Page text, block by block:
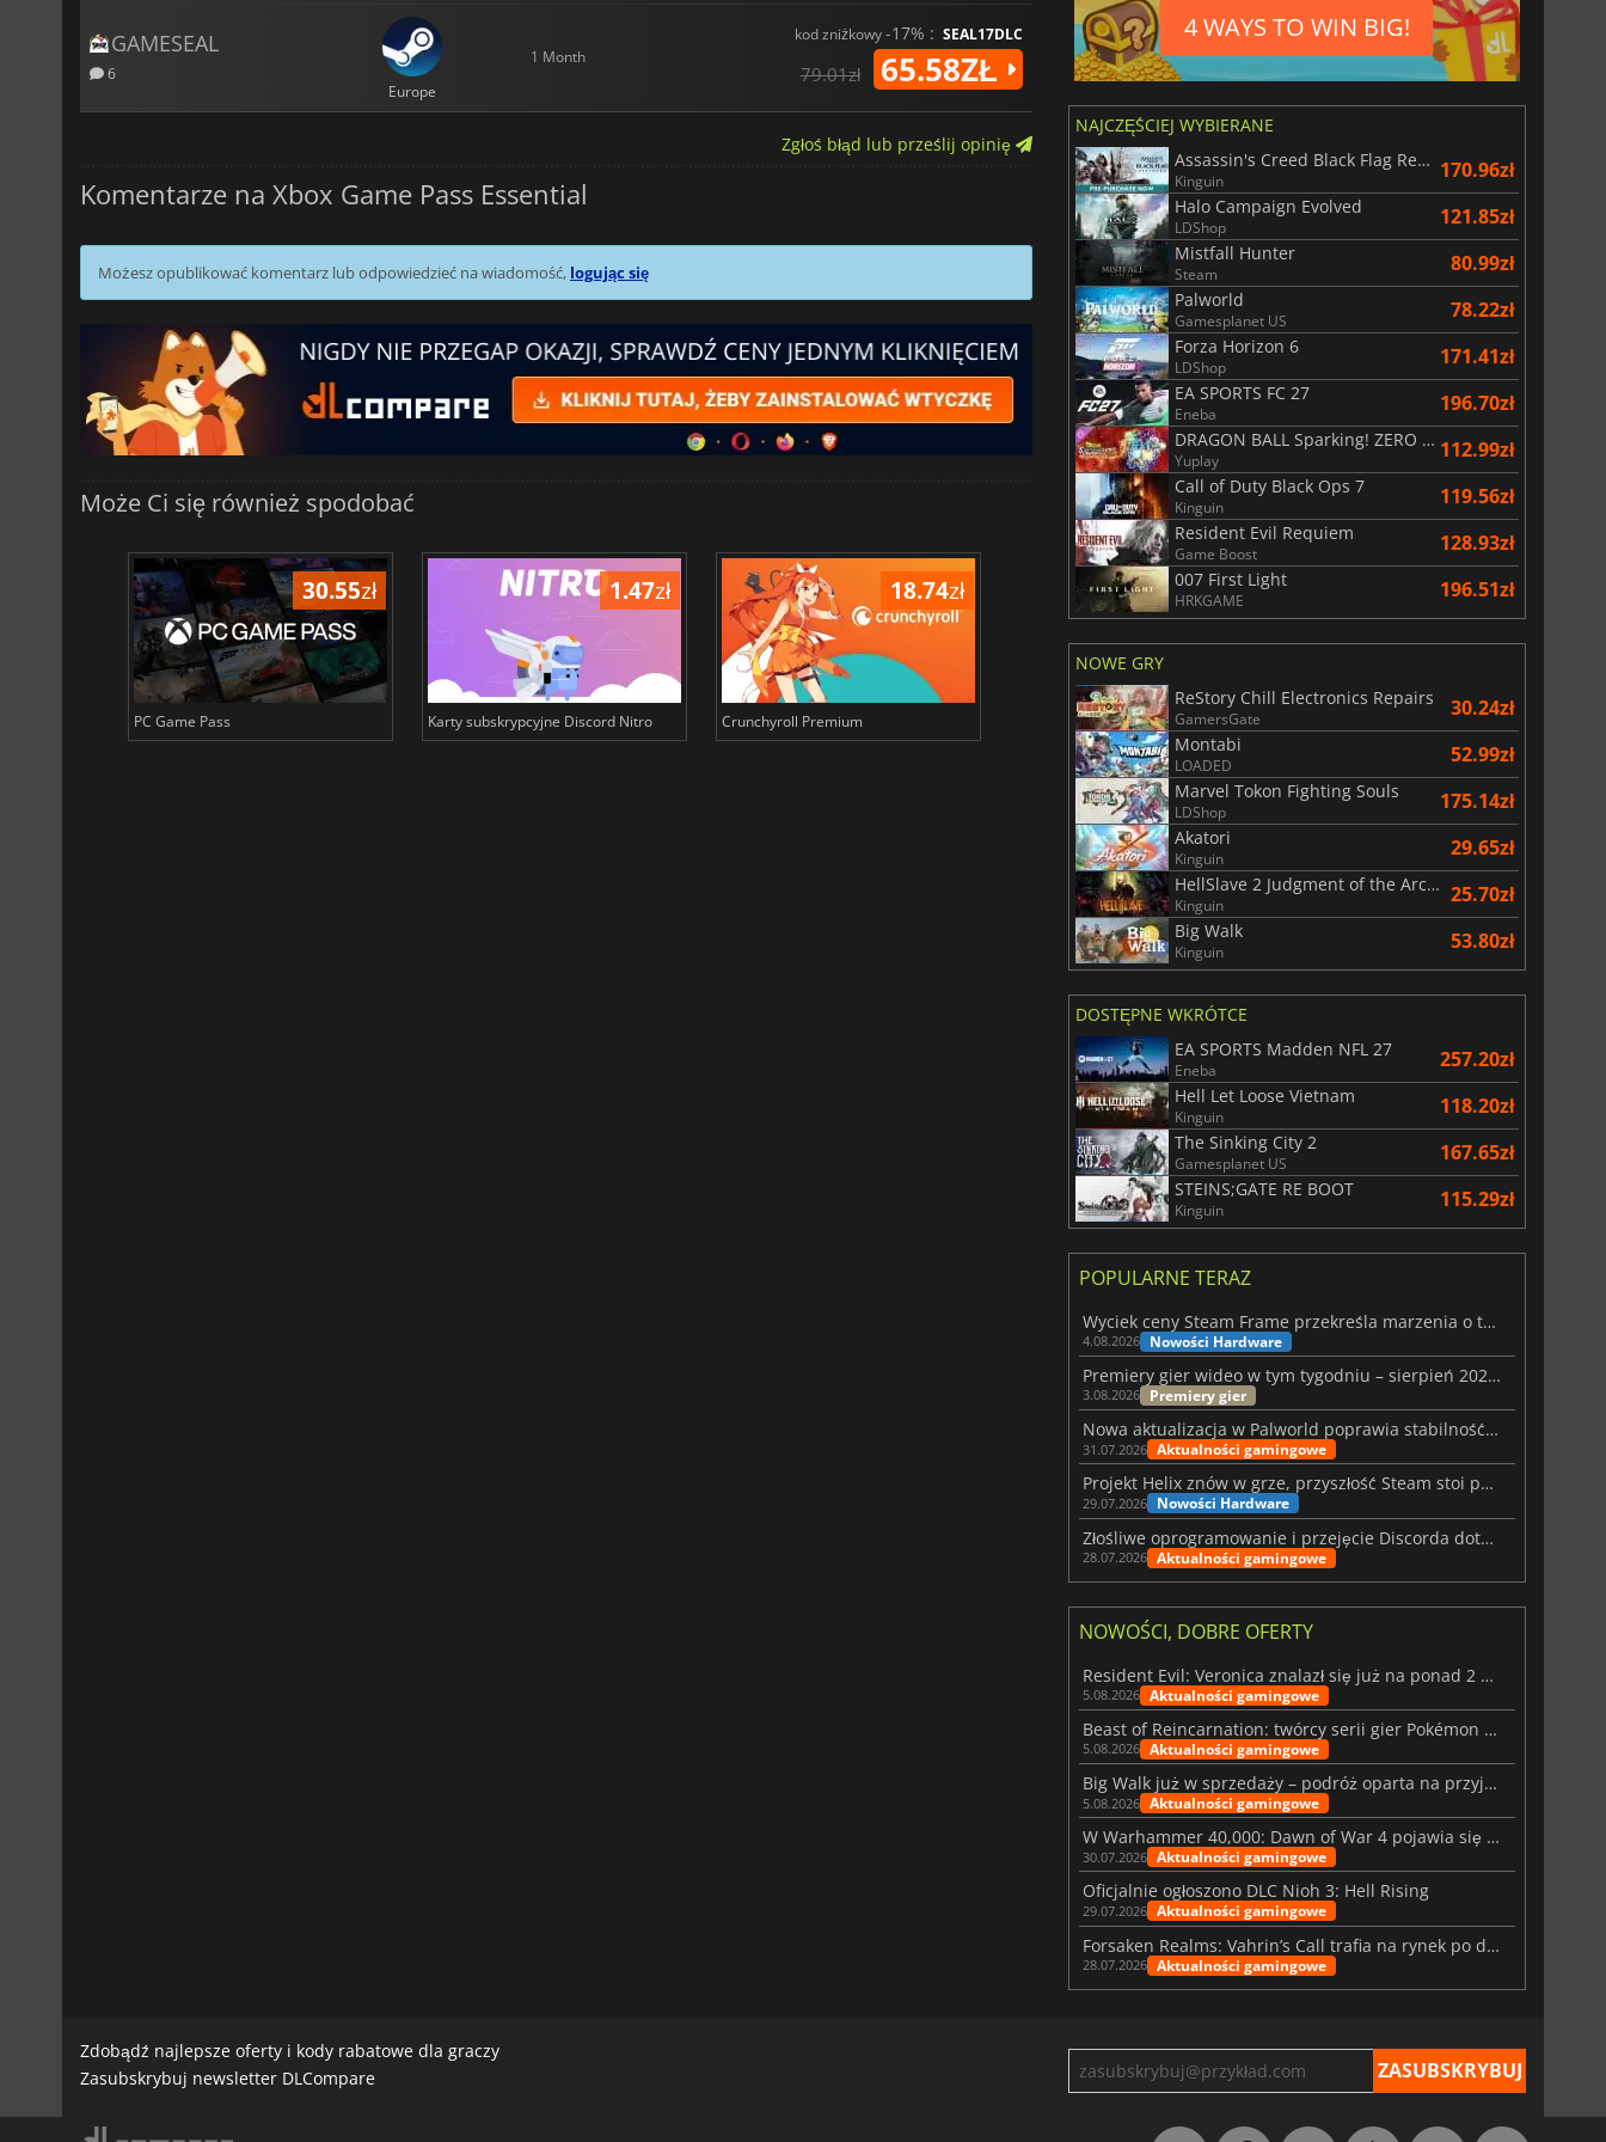
GAMESEAL
6
Europe
1 Month
kod zniżkowy-17% : SEAL17DLC
79.01zł 65.58ZŁ
Zgłoś błąd lub prześlij opinię
Komentarze na Xbox Game Pass Essential
Możesz opublikować komentarz lub odpowiedzieć na wiadomość, logując się
Może Ci się również spodobać
30.55zł
PC Game Pass
1.47zł
Karty subskrypcyjne Discord Nitro
18.74zł
Crunchyroll Premium
5.32zł
Spotify Premium
17.50
Karty subskrypcyjne EA Play
4 WAYS TO WIN BIG!
NAJCZĘŚCIEJ WYBIERANE
Assassin's Creed Black Flag Resynced
Kinguin 170.96zł
Halo Campaign Evolved
LDShop 121.85zł
Mistfall Hunter
Steam 80.99zł
Palworld
Gamesplanet US 78.22zł
Forza Horizon 6
LDShop 171.41zł
EA SPORTS FC 27
Eneba 196.70zł
DRAGON BALL Sparking! ZERO Super Limit Breaking NEO
Yuplay 112.99zł
Call of Duty Black Ops 7
Kinguin 119.56zł
Resident Evil Requiem
Game Boost 128.93zł
007 First Light
HRKGAME 196.51zł
NOWE GRY
ReStory Chill Electronics Repairs
GamersGate 30.24zł
Montabi
LOADED 52.99zł
Marvel Tokon Fighting Souls
LDShop 175.14zł
Akatori
Kinguin 29.65zł
HellSlave 2 Judgment of the Archon
Kinguin 25.70zł
Big Walk
Kinguin 53.80zł
DOSTĘPNE WKRÓTCE
EA SPORTS Madden NFL 27
Eneba 257.20zł
Hell Let Loose Vietnam
Kinguin 118.20zł
The Sinking City 2
Gamesplanet US 167.65zł
STEINS;GATE RE BOOT
Kinguin 115.29zł
POPULARNE TERAZ
Wyciek ceny Steam Frame przekreśla marzenia o tanim zestawie VR
4.08.2026 Nowości Hardware
Premiery gier wideo w tym tygodniu – sierpień 2026 r. (32. tydzień)
3.08.2026 Premiery gier
Nowa aktualizacja w Palworld poprawia stabilność Sunreach i walk z bossami
31.07.2026 Aktualności gamingowe
Projekt Helix znów w grze, przyszłość Steam stoi pod znakiem zapytania
29.07.2026 Nowości Hardware
Złośliwe oprogramowanie i przejęcie Discorda dotknęły Meccha Chameleon
28.07.2026 Aktualności gamingowe
NOWOŚCI, DOBRE OFERTY
Resident Evil: Veronica znalazł się już na ponad 2 milionach list życzeń
5.08.2026 Aktualności gamingowe
Beast of Reincarnation: twórcy serii gier Pokémon wkraczają na nową ścieżkę
5.08.2026 Aktualności gamingowe
Big Walk już w sprzedaży – podróż oparta na przyjaźni
5.08.2026 Aktualności gamingowe
W Warhammer 40,000: Dawn of War 4 pojawia się frakcja Nekronów
30.07.2026 Aktualności gamingowe
Oficjalnie ogłoszono DLC Nioh 3: Hell Rising
29.07.2026 Aktualności gamingowe
Forsaken Realms: Vahrin’s Call trafia na rynek po dziesięciu latach prac
28.07.2026 Aktualności gamingowe
Zdobądź najlepsze oferty i kody rabatowe dla graczy
Zasubskrybuj newsletter DLCompare